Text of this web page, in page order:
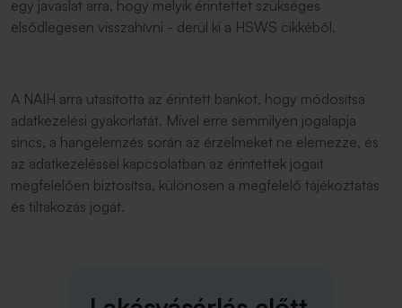
egy javaslat arra, hogy melyik érintettet szükséges
elsődlegesen visszahívni - derül ki a HSWS cikkéből.
A NAIH arra utasította az érintett bankot, hogy módosítsa
adatkezelési gyakorlatát. Mivel erre semmilyen jogalapja
sincs, a hangelemzés során az érzelmeket ne elemezze, és
az adatkezeléssel kapcsolatban az érintettek jogait
megfelelően biztosítsa, különösen a megfelelő tájékoztatás
és tiltakozás jogát.